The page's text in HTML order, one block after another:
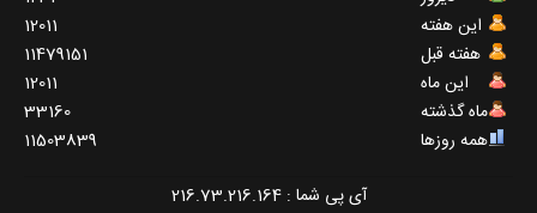
این هفته
هفته قبل
این ماه
ماه گذشته
همه روزها
12011
11479151
12011
33160
11503839
آی پی شما : 216.73.216.164